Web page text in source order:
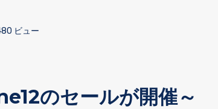
ビュー
のセールが開催～